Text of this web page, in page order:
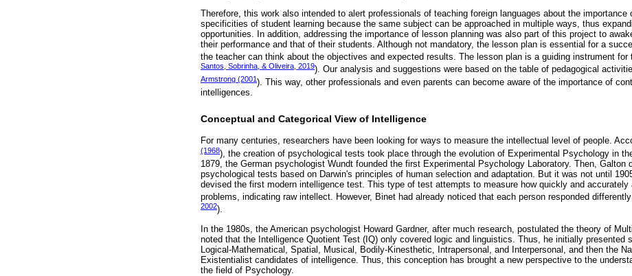
Therefore, this work also intended to alert professionals of teaching foreign languages about the importance
specificities of student learning because the same subject can be approached in multiple ways, thus
opportunities. In addition, addressing the importance of lesson planning was also part of this project to
their performance and that of their students. Although not mandatory, the lesson plan is essential for a
the teacher can think about the objectives and expected results. The lesson plan is a guiding instrument for
Santos, Sobrinha, & Oliveira, 2019). Our analysis and suggestions were based on the table of pedagogical
Armstrong (2001). This way, other professionals and even parents can become aware of the importance of
intelligences.
Conceptual and Categorical View of Intelligence
For many centuries, researchers have been looking for ways to measure the intellectual level of people.
(1968), the creation of psychological tests took place through the evolution of Experimental Psychology in
1879, the German psychologist Wundt founded the first Experimental Psychology Laboratory. Then, Galton
psychological tests based on Darwin's principles of human selection and adaptation. But it was not until
devised the first modern intelligence test. This type of test attempts to measure how quickly and accurately
problems, indicating raw intellect. However, Binet had already noticed that each person responded
2002).
In the 1980s, the American psychologist Howard Gardner, after much research, postulated the theory of
noted that the Intelligence Quotient Test (IQ) only covered logic and linguistics. Thus, he initially presented
Logical-Mathematical, Spatial, Musical, Bodily-Kinesthetic, Intrapersonal, and Interpersonal, and then the
Existentialist candidates of intelligence. Thus, this conception has brought a new perspective to the
the field of Psychology.